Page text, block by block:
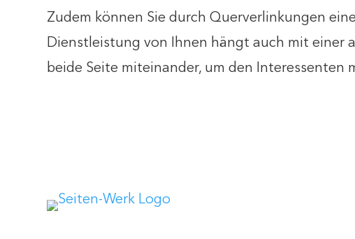
Zudem können Sie durch Querverlinkungen
Dienstleistung von Ihnen hängt auch mit einer
beide Seite miteinander, um den Interessenten